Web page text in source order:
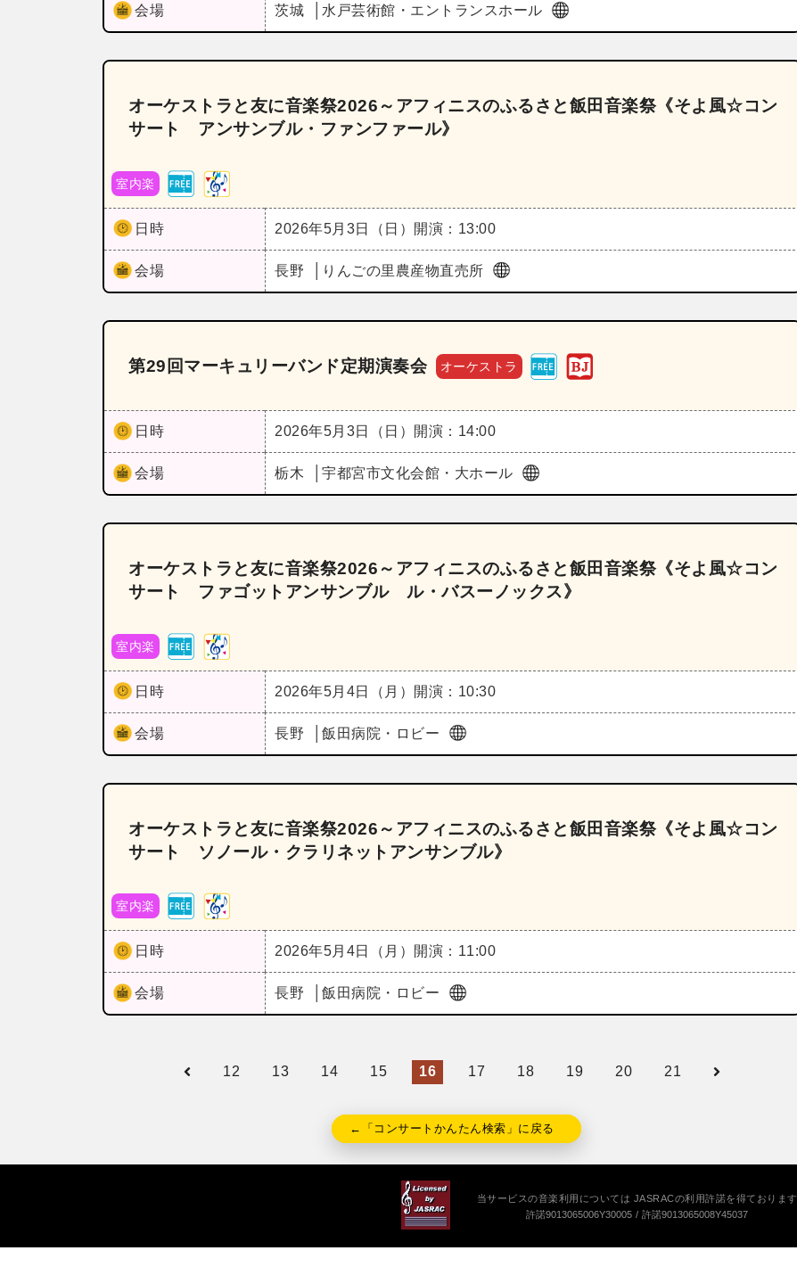
会場 茨城 水戸芸術館・エントランスホール
オーケストラと友に音楽祭2026～アフィニスのふるさと飯田音楽祭《そよ風☆コン
サート アンサンブル・ファンファール》
室内楽
日時 2026年5月3日（日） 開演：13:00
会場 長野 りんごの里農産物直売所
第29回マーキュリーバンド定期演奏会 オーケストラ
日時 2026年5月3日（日） 開演：14:00
会場 栃木 宇都宮市文化会館・大ホール
オーケストラと友に音楽祭2026～アフィニスのふるさと飯田音楽祭《そよ風☆コン
サート ファゴットアンサンブル ル・バスーノックス》
室内楽
日時 2026年5月4日（月） 開演：10:30
会場 長野 飯田病院・ロビー
オーケストラと友に音楽祭2026～アフィニスのふるさと飯田音楽祭《そよ風☆コン
サート ソノール・クラリネットアンサンブル》
室内楽
日時 2026年5月4日（月） 開演：11:00
会場 長野 飯田病院・ロビー
12 13 14 15 16 17 18 19 20 21
←「コンサートかんたん検索」に戻る
当サービスの音楽利用については JASRACの利用許諾を得ております
許諾9013065006Y30005
許諾9013065008Y45037